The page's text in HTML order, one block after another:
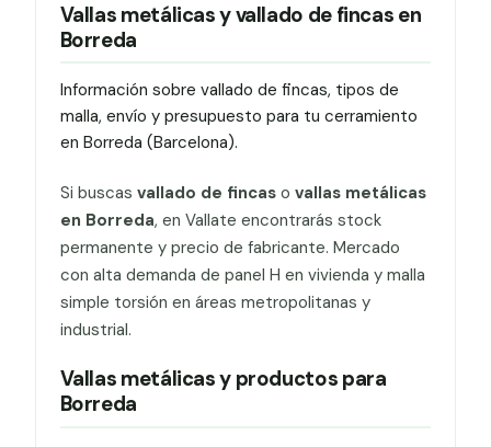
Vallas metálicas y vallado de fincas en
Borreda
Información sobre vallado de fincas, tipos de
malla, envío y presupuesto para tu cerramiento
en Borreda (Barcelona).
Si buscas vallado de fincaso vallas metálicas
en Borreda, en Vallate encontrarás stock
permanente y precio de fabricante. Mercado
con alta demanda de panel H en vivienda y malla
simple torsión en áreas metropolitanas y
industrial.
Vallas metálicas y productos para
Borreda